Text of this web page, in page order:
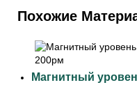
Похожие
Магнитный